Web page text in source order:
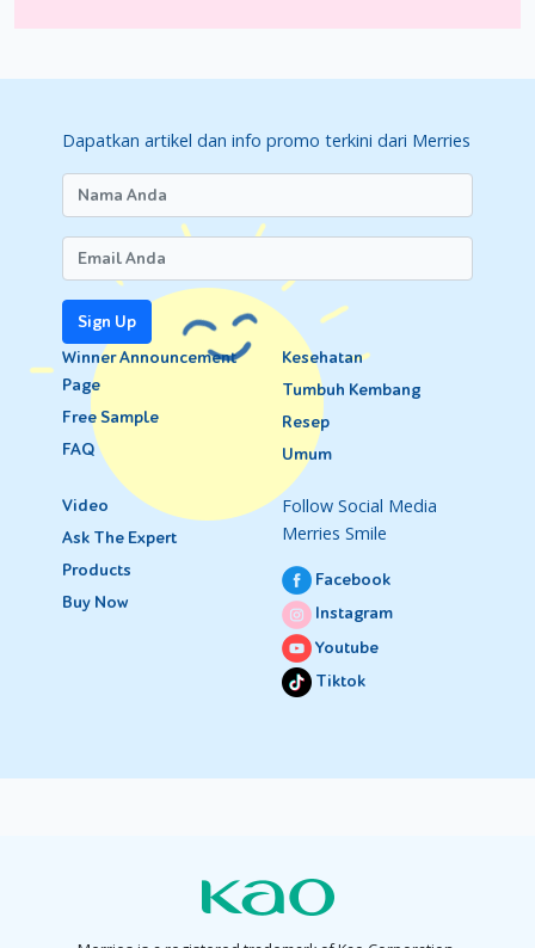
Dapatkan artikel dan info promo terkini dari Merries
Sign Up
Winner Announcement
Page
Free Sample
FAQ
Kesehatan
Tumbuh Kembang
Resep
Umum
Video
Ask The Expert
Products
Buy Now
Follow Social Media
Merries Smile
Facebook
Instagram
Youtube
Tiktok